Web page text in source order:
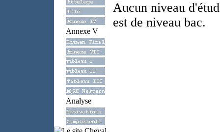
Annexe V
Analyse
Aucun niveau
est de niveau bac.